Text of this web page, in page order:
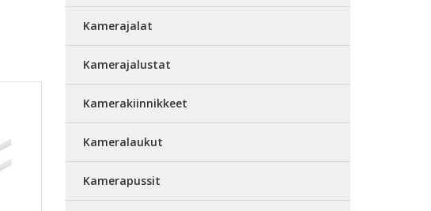
Kamerajalat
Kamerajalustat
Kamerakiinnikkeet
Kameralaukut
Kamerapussit